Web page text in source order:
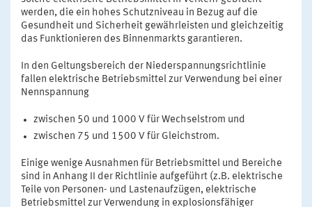
werden, die ein hohes Schutzniveau in Bezug auf die
Gesundheit und Sicherheit gewährleisten und gleichzeitig
das Funktionieren des Binnenmarkts garantieren.
In den Geltungsbereich der Niederspannungsrichtlinie
fallen elektrische Betriebsmittel zur Verwendung bei einer
Nennspannung
zwischen 50 und 1000 V für Wechselstrom und
zwischen 75 und 1500 V für Gleichstrom.
Einige wenige Ausnahmen für Betriebsmittel und Bereiche
sind in Anhang II der Richtlinie aufgeführt (z.B. elektrische
Teile von Personen- und Lastenaufzügen, elektrische
Betriebsmittel zur Verwendung in explosionsfähiger